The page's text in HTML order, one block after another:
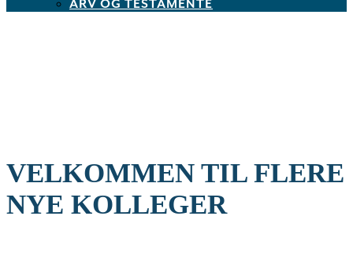
ARV OG TESTAMENTE
VELKOMMEN TIL FLERE
NYE KOLLEGER